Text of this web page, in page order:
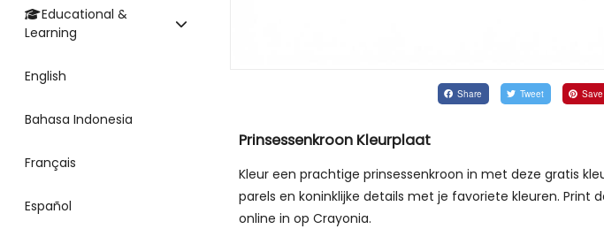
Educational &
Learning
English
Bahasa Indonesia
Français
Español
Share Tweet Save
Prinsessenkroon Kleurplaat
Kleur een prachtige prinsessenkroon in met deze gratis
parels en koninklijke details met je favoriete kleuren. Print
online in op Crayonia.